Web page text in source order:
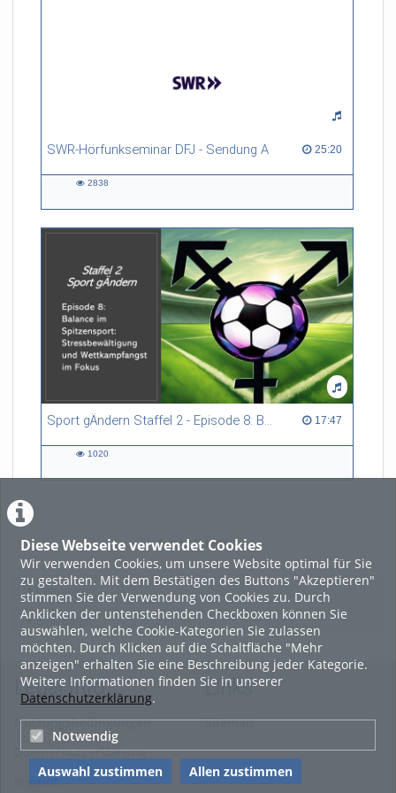
Diese Webseite verwendet Cookies
Wir verwenden Cookies, um unsere Website optimal für Sie
zu gestalten. Mit dem Bestätigen des Buttons "Akzeptieren"
stimmen Sie der Verwendung von Cookies zu. Durch
Anklicken der untenstehenden Checkboxen können Sie
auswählen, welche Cookie-Kategorien Sie zulassen
möchten. Durch Klicken auf die Schaltfläche "Mehr
anzeigen" erhalten Sie eine Beschreibung jeder Kategorie.
Weitere Informationen finden Sie in unserer
Datenschutzerklärung.
Notwendig
Auswahl zustimmen Allen zustimmen
SWR-Hörfunkseminar DFJ - Sendung A 25:20
25:20 duration
2838
Sport gÄndern Staffel 2 - Episode 8: Balance im Spitzensport: Stressbewältigung und Wettkampfangst im Fokus 17:47
17:47 duration
1020
LADE MEHR
Featured
Beliebtheit
Legal Info
Nutzungsbedingungen
Datenschutzerklärung
Imprint
Links
Sitemap